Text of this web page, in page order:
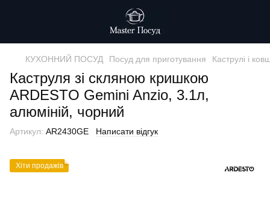
КУХОННИЙ ПОСУД Посуд для приготування Каструлі і
Каструля зі скляною кришкою
ARDESTO Gemini Anzio, 3.1л,
алюміній, чорний
Артикул: AR2430GE Написати відгук
Хіти продажiв